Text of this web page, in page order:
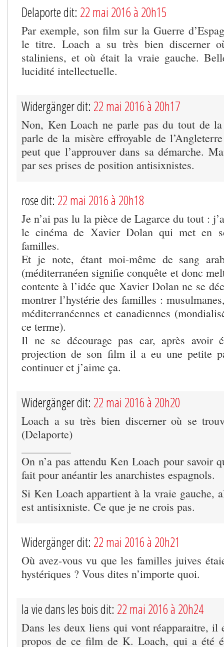
Delaporte dit: 22 mai 2016 à 20h15
Par exemple, son film sur la Guerre
le titre. Loach a su très bien discerner
staliniens, et où était la vraie gauche.
lucidité intellectuelle.
Widergänger dit: 22 mai 2016 à 20h17
Non, Ken Loach ne parle pas du tout de
parle de la misère effroyable de
peut que l’approuver dans sa démarche.
par ses prises de position antisixnistes.
rose dit: 22 mai 2016 à 20h18
Je n’ai pas lu la pièce de Lagarce du tout :
le cinéma de Xavier Dolan qui met en
familles.
Et je note, étant moi-même de sang
(méditerranéen signifie conquête et donc
contente à l’idée que Xavier Dolan ne se
montrer l’hystérie des familles :
méditerranéennes et canadiennes
ce terme).
Il ne se décourage pas car, après avoir
projection de son film il a eu une petite
continuer et j’aime ça.
Widergänger dit: 22 mai 2016 à 20h20
Loach a su très bien discerner où se
(Delaporte)
On n’a pas attendu Ken Loach pour savoir
fait pour anéantir les anarchistes espagnols.
Si Ken Loach appartient à la vraie gauche,
est antisixniste. Ce que je ne crois pas.
Widergänger dit: 22 mai 2016 à 20h21
Où avez-vous vu que les familles juives
hystériques ? Vous dites n’importe quoi.
la vie dans les bois dit: 22 mai 2016 à 20h24
Dans les deux liens qui vont réapparaitre, il
propos de ce film de K. Loach, qui a été